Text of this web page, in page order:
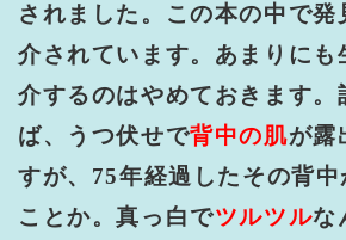
されました。この本の中で発
介されています。あまりにも
介するのはやめておきます。
ば、うつ伏せで背中の肌が露
すが、 75年経過したその背
ことか。真っ白でツルツルな